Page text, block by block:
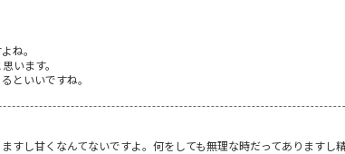
ね。
います。
といいですね。
すし甘くなんてないですよ。何をしても無理な時だってありますし